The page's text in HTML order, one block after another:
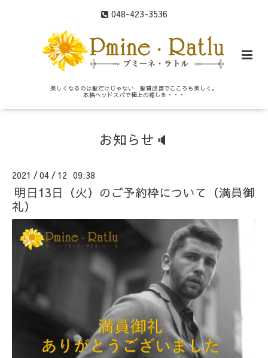
048-423-3536
美しくなるのは髪だけじゃない 髪質改善でこころも美しく。
本格ヘッドスパで極上の癒しを・・・
お知らせ🔈
2021 /04 / 12 09:38
明日13日（火）のご予約枠について（満員御
礼）